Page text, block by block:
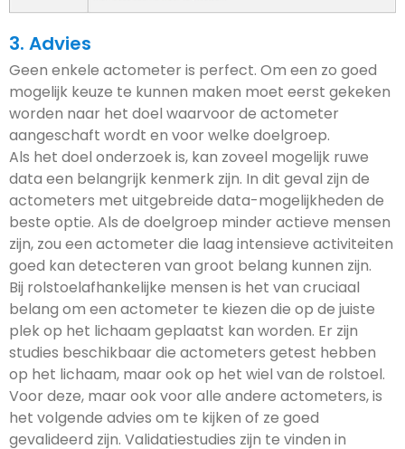
3. Advies
Geen enkele actometer is perfect. Om een zo goed
mogelijk keuze te kunnen maken moet eerst gekeken
worden naar het doel waarvoor de actometer
aangeschaft wordt en voor welke doelgroep.
Als het doel onderzoek is, kan zoveel mogelijk ruwe
data een belangrijk kenmerk zijn. In dit geval zijn de
actometers met uitgebreide data-mogelijkheden de
beste optie. Als de doelgroep minder actieve mensen
zijn, zou een actometer die laag intensieve activiteiten
goed kan detecteren van groot belang kunnen zijn.
Bij rolstoelafhankelijke mensen is het van cruciaal
belang om een actometer te kiezen die op de juiste
plek op het lichaam geplaatst kan worden. Er zijn
studies beschikbaar die actometers getest hebben
op het lichaam, maar ook op het wiel van de rolstoel.
Voor deze, maar ook voor alle andere actometers, is
het volgende advies om te kijken of ze goed
gevalideerd zijn. Validatiestudies zijn te vinden in